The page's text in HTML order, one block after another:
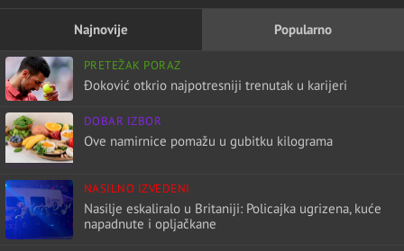
Najnovije Popularno
PRETEŽAK PORAZ
Đoković otkrio najpotresniji trenutak u karijeri
DOBAR IZBOR
Ove namirnice pomažu u gubitku kilograma
NASILNO IZVEDENI
Nasilje eskaliralo u Britaniji: Policajka ugrizena, kuće
napadnute i opljačkane